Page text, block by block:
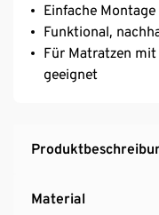
Einfache
Funktional,
Für Matratzen mit
geeignet
Material